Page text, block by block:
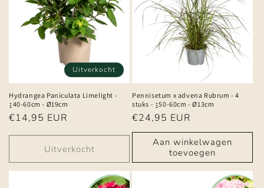
Uitverkocht
Hydrangea Paniculata Limelight -
↨40-60cm - Ø19cm
Normale
€14,95 EUR
Uitverkocht
Pennisetum x advena Rubrum - 4
stuks - ↨50-60cm - Ø13cm
Normale
prijs
€24,95 EUR
Aan winkelwagen
toevoegen